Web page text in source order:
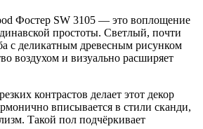
Фостер SW 3105 — это воплощение
простоты. Светлый, почти
с деликатным древесным рисунком
воздухом и визуально расширяет
контрастов делает этот декор
вписывается в стили сканди,
Такой пол подчёркивает